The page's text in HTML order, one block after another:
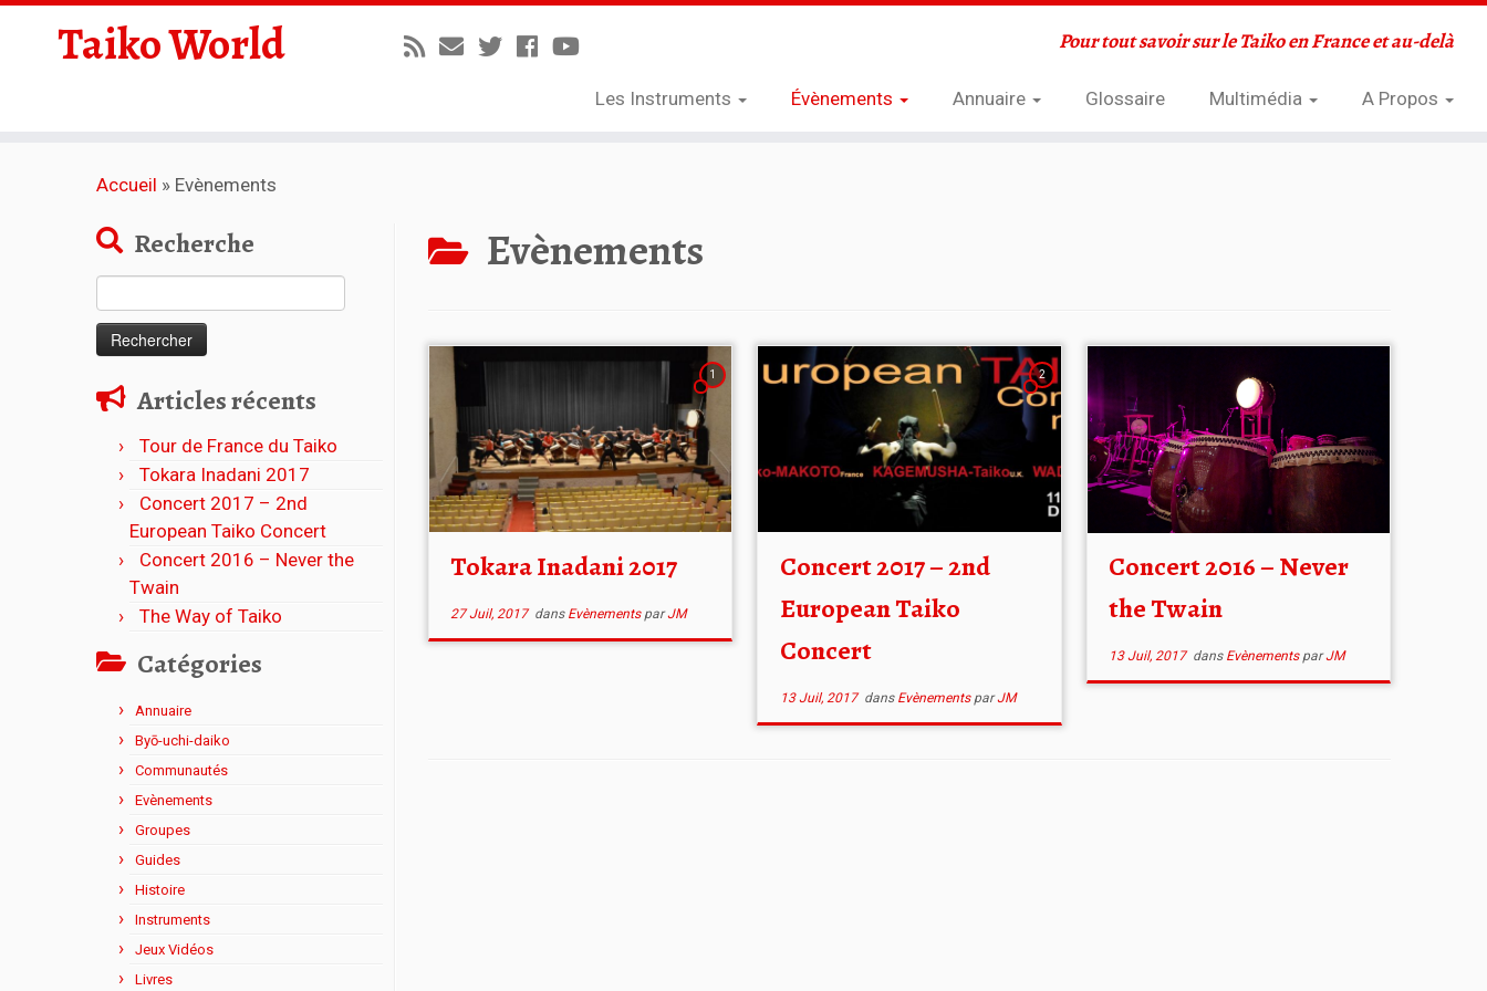
Taiko World Pour tout savoir sur le Taiko en France et au-delà
Les Instruments Évènements Annuaire Glossaire Multimédia A Propos
Accueil » Evènements
Recherche
Articles récents
Tour de France du Taiko
Tokara Inadani 2017
Concert 2017 – 2nd
European Taiko Concert
Concert 2016 – Never the
Twain
The Way of Taiko
Catégories
Annuaire
Byō-uchi-daiko
Communautés
Evènements
Groupes
Guides
Histoire
Instruments
Jeux Vidéos
Livres
Evènements
1
Tokara Inadani 2017
27 Juil, 2017dans Evènements parJM
2
Concert 2017 – 2nd
European Taiko
Concert
13 Juil, 2017dans Evènements parJM
Concert 2016 – Never
the Twain
13 Juil, 2017dans Evènements parJM